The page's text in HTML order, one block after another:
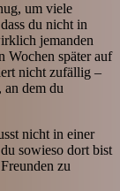
um viele
du nicht in
jemanden
Wochen später auf
nicht zufällig –
an dem du
nicht in einer
sowieso dort bist
zu